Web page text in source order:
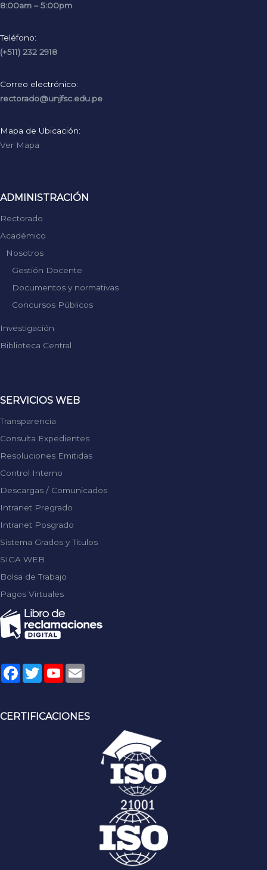
8:00am – 5:00pm
Teléfono:
(+511) 232 2918
Correo electrónico:
rectorado@unjfsc.edu.pe
Mapa de Ubicación:
Ver Mapa
ADMINISTRACIÓN
Rectorado
Académico
Nosotros
Gestión Docente
Documentos y normativas
Concursos Públicos
Investigación
Biblioteca Central
SERVICIOS WEB
Transparencia
Consulta Expedientes
Resoluciones Emitidas
Control Interno
Descargas / Comunicados
Intranet Pregrado
Intranet Posgrado
Sistema Grados y Titulos
SIGA WEB
Bolsa de Trabajo
Pagos Virtuales
Facebook
TwitterYouTube
CERTIFICACIONES